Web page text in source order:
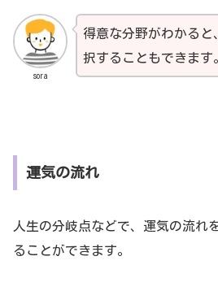
sora
得意な分野がわかる
択することもできます
運気の流れ
人生の分岐点などで、運気の流れ
ることができます。